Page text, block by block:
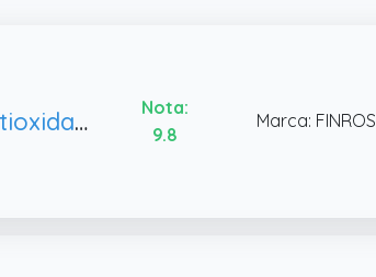
Ganchos decorativos antioxidantes para cortina de ducha, 12 unidades
Nota:
9.8
Marca: FINROS